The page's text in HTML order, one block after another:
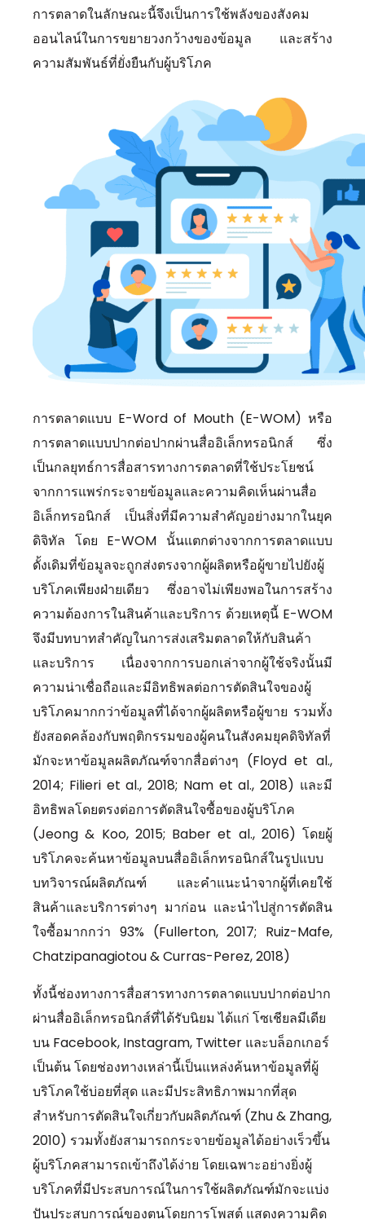
การตลาดในลักษณะนี้จึงเป็นการใช้พลังของสังคม
ออนไลน์ในการขยายวงกว้างของข้อมูล และสร้าง
ความสัมพันธ์ที่ยั่งยืนกับผู้บริโภค
การตลาดแบบ E-Word of Mouth (E-WOM) หรือ
การตลาดแบบปากต่อปากผ่านสื่ออิเล็กทรอนิกส์ ซึ่ง
เป็นกลยุทธ์การสื่อสารทางการตลาดที่ใช้ประโยชน์
จากการแพร่กระจายข้อมูลและความคิดเห็นผ่านสื่อ
อิเล็กทรอนิกส์ เป็นสิ่งที่มีความสำคัญอย่างมากในยุค
ดิจิทัล โดย E-WOM นั้นแตกต่างจากการตลาดแบบ
ดั้งเดิมที่ข้อมูลจะถูกส่งตรงจากผู้ผลิตหรือผู้ขายไปยังผู้
บริโภคเพียงฝ่ายเดียว ซึ่งอาจไม่เพียงพอในการสร้าง
ความต้องการในสินค้าและบริการ ด้วยเหตุนี้ E-WOM
จึงมีบทบาทสำคัญในการส่งเสริมตลาดให้กับสินค้า
และบริการ เนื่องจากการบอกเล่าจากผู้ใช้จริงนั้นมี
ความน่าเชื่อถือและมีอิทธิพลต่อการตัดสินใจของผู้
บริโภคมากกว่าข้อมูลที่ได้จากผู้ผลิตหรือผู้ขาย รวมทั้ง
ยังสอดคล้องกับพฤติกรรมของผู้คนในสังคมยุคดิจิทัลที่
มักจะหาข้อมูลผลิตภัณฑ์จากสื่อต่างๆ (Floyd et al.,
2014; Filieri et al., 2018; Nam et al., 2018) และมี
อิทธิพลโดยตรงต่อการตัดสินใจซื้อของผู้บริโภค
(Jeong & Koo, 2015; Baber et al., 2016) โดยผู้
บริโภคจะค้นหาข้อมูลบนสื่ออิเล็กทรอนิกส์ในรูปแบบ
บทวิจารณ์ผลิตภัณฑ์ และคำแนะนำจากผู้ที่เคยใช้
สินค้าและบริการต่างๆ มาก่อน และนำไปสู่การตัดสิน
ใจซื้อมากกว่า 93% (Fullerton, 2017; Ruiz-Mafe,
Chatzipanagiotou & Curras-Perez, 2018)
ทั้งนี้ช่องทางการสื่อสารทางการตลาดแบบปากต่อปาก
ผ่านสื่ออิเล็กทรอนิกส์ที่ได้รับนิยม ได้แก่ โซเชียลมีเดีย
บน Facebook, Instagram, Twitter และบล็อกเกอร์
เป็นต้น โดยช่องทางเหล่านี้เป็นแหล่งค้นหาข้อมูลที่ผู้
บริโภคใช้บ่อยที่สุด และมีประสิทธิภาพมากที่สุด
สำหรับการตัดสินใจเกี่ยวกับผลิตภัณฑ์ (Zhu & Zhang,
2010) รวมทั้งยังสามารถกระจายข้อมูลได้อย่างเร็วขึ้น
ผู้บริโภคสามารถเข้าถึงได้ง่าย โดยเฉพาะอย่างยิ่งผู้
บริโภคที่มีประสบการณ์ในการใช้ผลิตภัณฑ์มักจะแบ่ง
ปันประสบการณ์ของตนโดยการโพสต์ แสดงความคิด